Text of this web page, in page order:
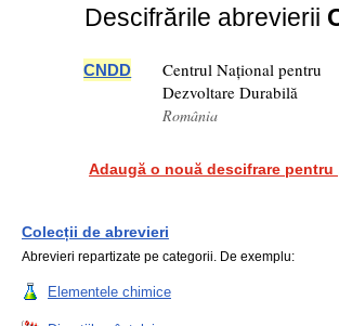
Descifrările abrevierii
CNDD
Centrul Național pentru
Dezvoltare Durabilă
România
Adaugă o nouă descifrare pentru
Colecții de abrevieri
Abrevieri repartizate pe categorii. De exemplu:
Elementele chimice